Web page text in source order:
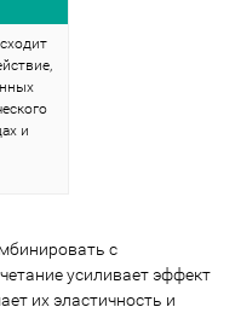
и
с
усиливает эффект
их эластичность и